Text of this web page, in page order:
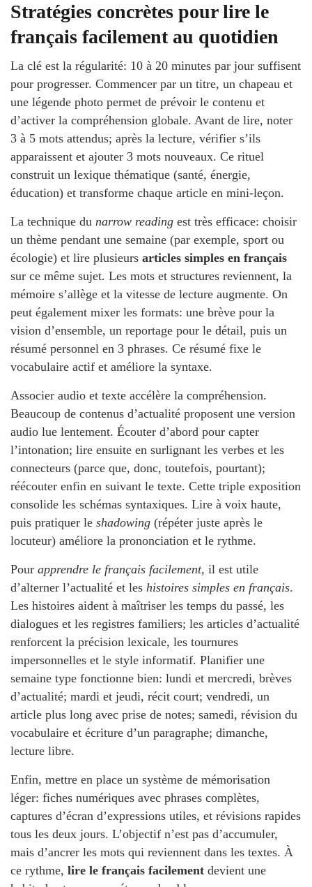
Stratégies concrètes pour lire le
français facilement au quotidien
La clé est la régularité: 10 à 20 minutes par jour suffisent
pour progresser. Commencer par un titre, un chapeau et
une légende photo permet de prévoir le contenu et
d’activer la compréhension globale. Avant de lire, noter
3 à 5 mots attendus; après la lecture, vérifier s’ils
apparaissent et ajouter 3 mots nouveaux. Ce rituel
construit un lexique thématique (santé, énergie,
éducation) et transforme chaque article en mini-leçon.
La technique du narrow reading est très efficace: choisir
un thème pendant une semaine (par exemple, sport ou
écologie) et lire plusieurs articles simples en français
sur ce même sujet. Les mots et structures reviennent, la
mémoire s’allège et la vitesse de lecture augmente. On
peut également mixer les formats: une brève pour la
vision d’ensemble, un reportage pour le détail, puis un
résumé personnel en 3 phrases. Ce résumé fixe le
vocabulaire actif et améliore la syntaxe.
Associer audio et texte accélère la compréhension.
Beaucoup de contenus d’actualité proposent une version
audio lue lentement. Écouter d’abord pour capter
l’intonation; lire ensuite en surlignant les verbes et les
connecteurs (parce que, donc, toutefois, pourtant);
réécouter enfin en suivant le texte. Cette triple exposition
consolide les schémas syntaxiques. Lire à voix haute,
puis pratiquer le shadowing (répéter juste après le
locuteur) améliore la prononciation et le rythme.
Pour apprendre le français facilement, il est utile
d’alterner l’actualité et les histoires simples en français.
Les histoires aident à maîtriser les temps du passé, les
dialogues et les registres familiers; les articles d’actualité
renforcent la précision lexicale, les tournures
impersonnelles et le style informatif. Planifier une
semaine type fonctionne bien: lundi et mercredi, brèves
d’actualité; mardi et jeudi, récit court; vendredi, un
article plus long avec prise de notes; samedi, révision du
vocabulaire et écriture d’un paragraphe; dimanche,
lecture libre.
Enfin, mettre en place un système de mémorisation
léger: fiches numériques avec phrases complètes,
captures d’écran d’expressions utiles, et révisions rapides
tous les deux jours. L’objectif n’est pas d’accumuler,
mais d’ancrer les mots qui reviennent dans les textes. À
ce rythme, lire le français facilement devient une